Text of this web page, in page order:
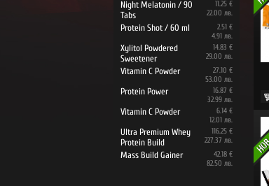
Night Melatonin / 90
Tabs
11.25 €
22.00 лв.
Protein Shot / 60 ml
2.51 €
4.91 лв.
Xylitol Powdered
Sweetener
14.83 €
29.00 лв.
Vitamin C Powder
27.10 €
53.00 лв.
Protein Power
16.87 €
32.99 лв.
Vitamin C Powder
6.14 €
12.01 лв.
Ultra Premium Whey
Protein Build
116.25 €
227.37 лв.
Mass Build Gainer
42.18 €
82.50 лв.